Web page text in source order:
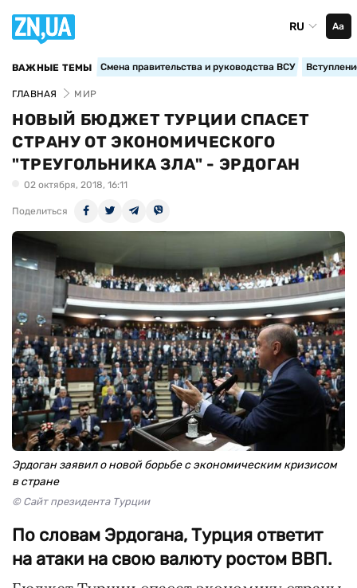
RU Аа
ВАЖНЫЕ ТЕМЫ Смена правительства и руководства ВСУ
ГЛАВНАЯ МИР
НОВЫЙ БЮДЖЕТ ТУРЦИИ СПАСЕТ
СТРАНУ ОТ ЭКОНОМИЧЕСКОГО
"ТРЕУГОЛЬНИКА ЗЛА" - ЭРДОГАН
02 октября, 2018, 16:11
Поделиться
Эрдоган заявил о новой борьбе с экономическим кризисом
в стране
© Сайт президента Турции
По словам Эрдогана, Турция ответит
на атаки на свою валюту ростом ВВП.